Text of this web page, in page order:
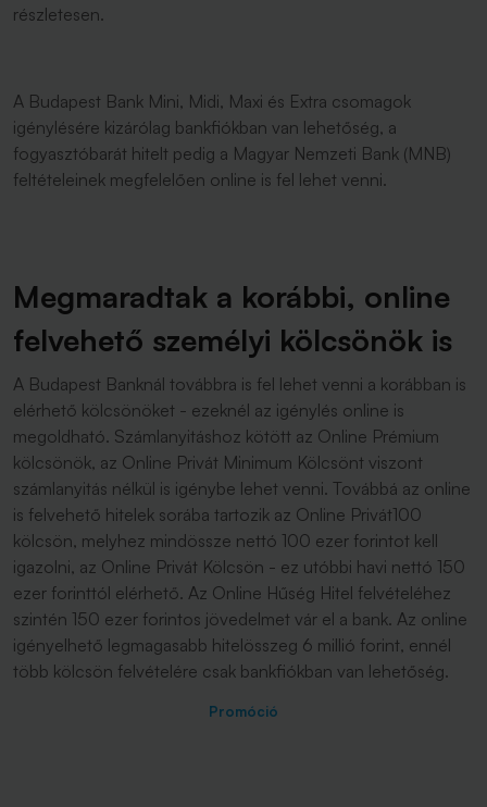
részletesen.
A Budapest Bank Mini, Midi, Maxi és Extra csomagok
igénylésére kizárólag bankfiókban van lehetőség, a
fogyasztóbarát hitelt pedig a Magyar Nemzeti Bank (MNB)
feltételeinek megfelelően online is fel lehet venni.
Megmaradtak a korábbi, online
felvehető személyi kölcsönök is
A Budapest Banknál továbbra is fel lehet venni a korábban is
elérhető kölcsönöket - ezeknél az igénylés online is
megoldható. Számlanyitáshoz kötött az Online Prémium
kölcsönök, az Online Privát Minimum Kölcsönt viszont
számlanyitás nélkül is igénybe lehet venni. Továbbá az online
is felvehető hitelek sorába tartozik az Online Privát100
kölcsön, melyhez mindössze nettó 100 ezer forintot kell
igazolni, az Online Privát Kölcsön - ez utóbbi havi nettó 150
ezer forinttól elérhető. Az Online Hűség Hitel felvételéhez
szintén 150 ezer forintos jövedelmet vár el a bank. Az online
igényelhető legmagasabb hitelösszeg 6 millió forint, ennél
több kölcsön felvételére csak bankfiókban van lehetőség.
Promóció